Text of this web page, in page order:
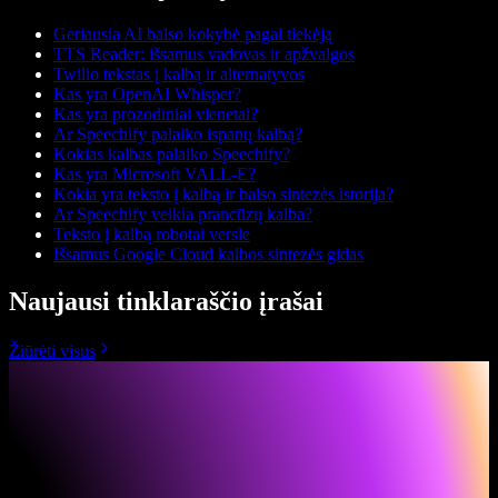
Geriausia AI balso kokybė pagal tiekėją
TTS Reader: išsamus vadovas ir apžvalgos
Twilio tekstas į kalbą ir alternatyvos
Kas yra OpenAI Whisper?
Kas yra prozodiniai vienetai?
Ar Speechify palaiko ispanų kalbą?
Kokias kalbas palaiko Speechify?
Kas yra Microsoft VALL-E?
Kokia yra teksto į kalbą ir balso sintezės istorija?
Ar Speechify veikia prancūzų kalba?
Teksto į kalbą robotai versle
Išsamus Google Cloud kalbos sintezės gidas
Naujausi tinklaraščio įrašai
Žiūrėti visus